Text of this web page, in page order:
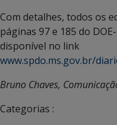
Com detalhes, todos os
páginas 97 e 185 do
disponível no link
www.spdo.ms.gov.br/
Bruno Chaves,
Categorias :